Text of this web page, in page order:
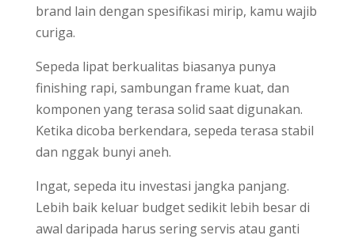
brand lain dengan spesifikasi mirip, kamu wajib
curiga.
Sepeda lipat berkualitas biasanya punya
finishing rapi, sambungan frame kuat, dan
komponen yang terasa solid saat digunakan.
Ketika dicoba berkendara, sepeda terasa stabil
dan nggak bunyi aneh.
Ingat, sepeda itu investasi jangka panjang.
Lebih baik keluar budget sedikit lebih besar di
awal daripada harus sering servis atau ganti